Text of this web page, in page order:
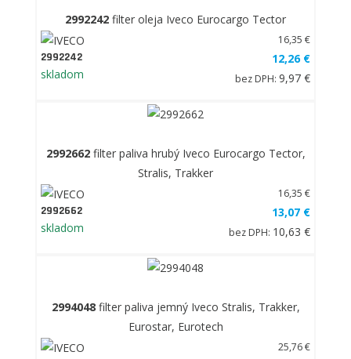
2992242 filter oleja Iveco Eurocargo Tector
2992242
skladom
16,35 €
12,26 €
bez DPH: 9,97 €
2992662filter paliva hrubý Iveco Eurocargo Tector,
Stralis, Trakker
2992662
skladom
16,35 €
13,07 €
bez DPH: 10,63 €
2994048filter paliva jemný Iveco Stralis, Trakker,
Eurostar, Eurotech
25,76 €